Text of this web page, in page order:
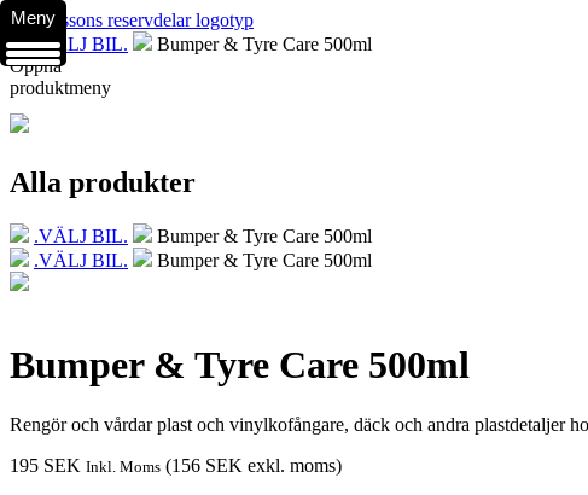
.VÄLJ BIL.
Bumper & Tyre Care 500ml
Öppna
produktmeny
Alla produkter
.VÄLJ BIL.
Bumper & Tyre Care 500ml
.VÄLJ BIL.
Bumper & Tyre Care 500ml
Bumper & Tyre Care 500ml
Rengör och vårdar plast och vinylkofångare, däck och andra plastdetaljer
195 SEK Inkl. Moms (156 SEK exkl. moms)
Meny